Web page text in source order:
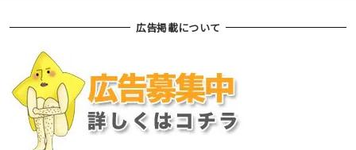
広告掲載について